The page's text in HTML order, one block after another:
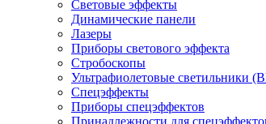
Световые эффекты
Динамические панели
Лазеры
Приборы светового эффекта
Стробоскопы
Ультрафиолетовые светильники
Спецэффекты
Приборы спецэффектов